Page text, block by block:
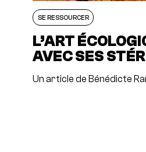
SE RESSOURCER
L’ART
AVEC SES
Un article de Bénédicte